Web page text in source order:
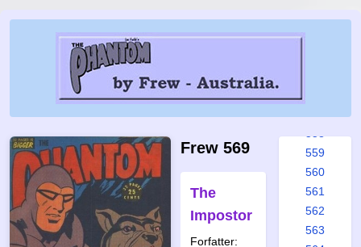
Frew 569
The
Impostor
Forfatter:
552
559
560
561
562
563